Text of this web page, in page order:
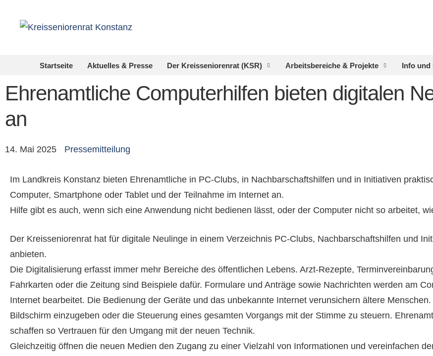
Startseite Aktuelles & Presse Der Kreisseniorenrat (KSR) Arbeitsbereiche & Projekte Info und
Ehrenamtliche Computerhilfen bieten digitalen
an
14. Mai 2025 Pressemitteilung
Im Landkreis Konstanz bieten Ehrenamtliche in PC-Clubs, in Nachbarschaftshilfen und in Initiativen
Computer, Smartphone oder Tablet und der Teilnahme im Internet an.
Hilfe gibt es auch, wenn sich eine Anwendung nicht bedienen lässt, oder der Computer nicht so arbeitet,
Der Kreisseniorenrat hat für digitale Neulinge in einem Verzeichnis PC-Clubs, Nachbarschaftshilfen und
anbieten.
Die Digitalisierung erfasst immer mehr Bereiche des öffentlichen Lebens. Arzt-Rezepte,
Fahrkarten oder die Zeitung sind Beispiele dafür. Formulare und Anträge sowie Nachrichten werden am
Internet bearbeitet. Die Bedienung der Geräte und das unbekannte Internet verunsichern ältere
Bildschirm einzugeben oder die Steuerung eines gesamten Vorgangs mit der Stimme zu steuern.
schaffen so Vertrauen für den Umgang mit der neuen Technik.
Gleichzeitig öffnen die neuen Medien den Zugang zu einer Vielzahl von Informationen und vereinfachen